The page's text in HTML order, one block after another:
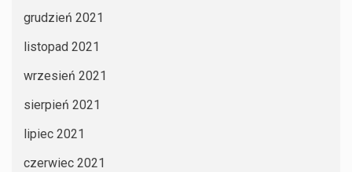
grudzień 2021
listopad 2021
wrzesień 2021
sierpień 2021
lipiec 2021
czerwiec 2021